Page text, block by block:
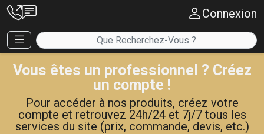
Connexion
Vous êtes un professionnel ? Créez
un compte !
Pour accéder à nos produits, créez votre
compte et retrouvez 24h/24 et 7j/7 tous les
services du site (prix, commande, devis, etc.)